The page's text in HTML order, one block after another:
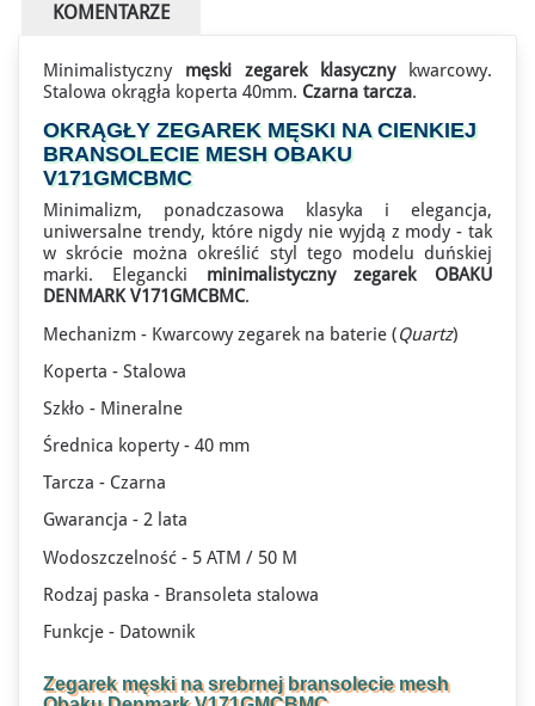
KOMENTARZE
Minimalistyczny męski zegarek klasycznykwarcowy.
Stalowa okrągła koperta 40mm. Czarna tarcza.
OKRĄGŁY ZEGAREK MĘSKI NA CIENKIEJ
BRANSOLECIE MESH OBAKU
V171GMCBMC
Minimalizm, ponadczasowa klasyka i elegancja,
uniwersalne trendy, które nigdy nie wyjdą z mody - tak
w skrócie można określić styl tego modelu duńskiej
marki. Elegancki minimalistyczny zegarek OBAKU
DENMARK V171GMCBMC.
Mechanizm - Kwarcowy zegarek na baterie (Quartz)
Koperta - Stalowa
Szkło - Mineralne
Średnica koperty - 40 mm
Tarcza - Czarna
Gwarancja - 2 lata
Wodoszczelność - 5 ATM / 50 M
Rodzaj paska - Bransoleta stalowa
Funkcje - Datownik
Zegarek męski na srebrnej bransolecie mesh